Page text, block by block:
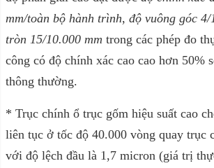
mm/toàn bộ hành trình, độ vuông góc 4/
tròn 15/10.000 mm trong các phép đo
công có độ chính xác cao cao hơn 50%
thông thường.
* Trục chính ổ trục gốm hiệu suất cao
liên tục ở tốc độ 40.000 vòng quay trục
với độ lệch đầu là 1,7 micron (giá trị